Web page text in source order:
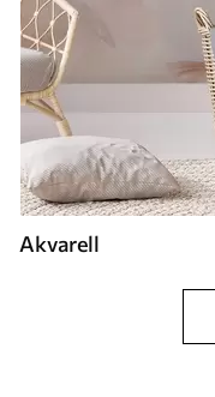
Akvarell